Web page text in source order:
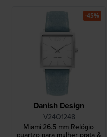
Danish Design
IV24Q1248
Miami 26.5 mm Relógio
quartzo para mulher prata &
-45%